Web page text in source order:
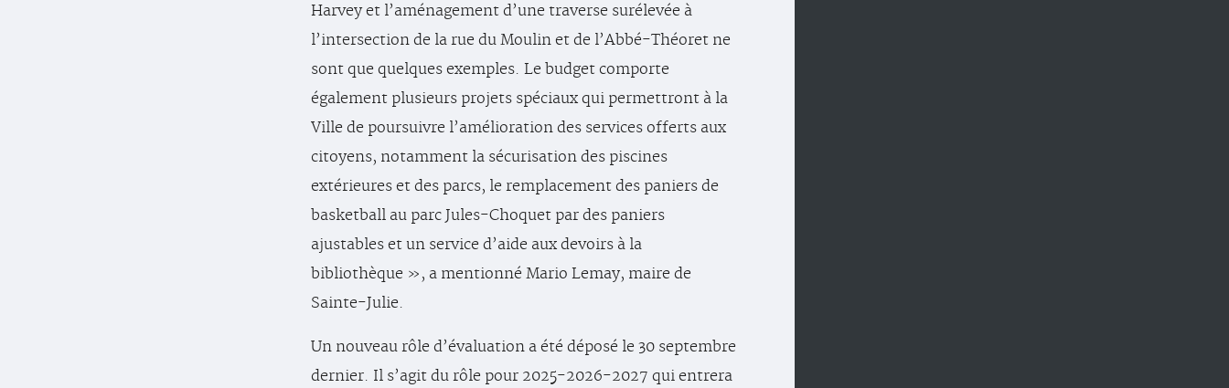
Harvey et l’aménagement d’une traverse surélevée à
l’intersection de la rue du Moulin et de l’Abbé-Théoret ne
sont que quelques exemples. Le budget comporte
également plusieurs projets spéciaux qui permettront à la
Ville de poursuivre l’amélioration des services offerts aux
citoyens, notamment la sécurisation des piscines
extérieures et des parcs, le remplacement des paniers de
basketball au parc Jules-Choquet par des paniers
ajustables et un service d’aide aux devoirs à la
bibliothèque », a mentionné Mario Lemay, maire de
Sainte-Julie.
Un nouveau rôle d’évaluation a été déposé le 30 septembre
dernier. Il s’agit du rôle pour 2025-2026-2027 qui entrera